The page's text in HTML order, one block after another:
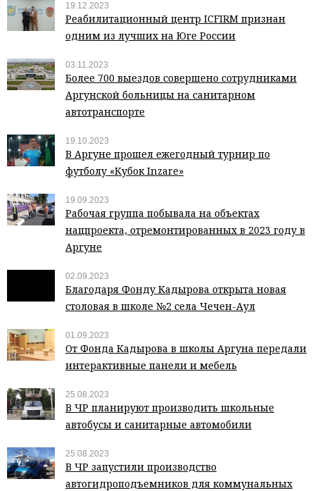
19.12.2023
Реабилитационный центр ICFIRM признан
одним из лучших на Юге России
03.11.2023
Более 700 выездов совершено сотрудниками
Аргунской больницы на санитарном
автотранспорте
19.10.2023
В Аргуне прошел ежегодный турнир по
футболу «Кубок Inzare»
19.09.2023
Рабочая группа побывала на объектах
нацпроекта, отремонтированных в 2023 году в
Аргуне
02.09.2023
Благодаря Фонду Кадырова открыта новая
столовая в школе №2 села Чечен-Аул
01.09.2023
От Фонда Кадырова в школы Аргуна передали
интерактивные панели и мебель
25.08.2023
В ЧР планируют производить школьные
автобусы и санитарные автомобили
25.08.2023
В ЧР запустили производство
автогидроподъемников для коммунальных